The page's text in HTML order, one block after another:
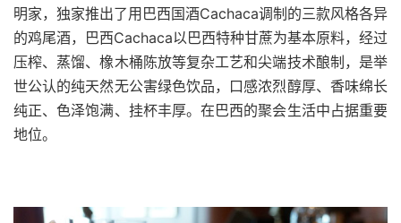
明家，独家推出了用巴西国酒Cachaca调制的三款风格各异
的鸡尾酒，巴西Cachaca以巴西特种甘蔗为基本原料，经过
压榨、蒸馏、橡木桶陈放等复杂工艺和尖端技术酿制，是举
世公认的纯天然无公害绿色饮品，口感浓烈醇厚、香味绵长
纯正、色泽饱满、挂杯丰厚。在巴西的聚会生活中占据重要
地位。